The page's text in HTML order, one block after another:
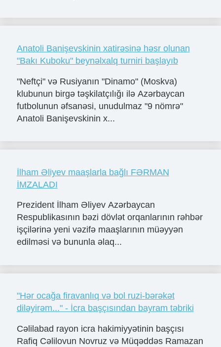
Anatoli Banişevskinin xatirəsinə həsr olunan
"Bakı Kuboku" beynəlxalq turniri başlayıb
"Neftçi" və Rusiyanın "Dinamo" (Moskva)
klubunun birgə təşkilatçılığı ilə Azərbaycan
futbolunun əfsanəsi, unudulmaz "9 nömrə"
Anatoli Banişevskinin x...
İlham Əliyev maaşlarla bağlı FƏRMAN
İMZALADI
Prezident İlham Əliyev Azərbaycan
Respublikasının bəzi dövlət orqanlarının rəhbər
işçilərinə yeni vəzifə maaşlarının müəyyən
edilməsi və bununla əlaq...
"Hər ocağa firavanlıq və bol ruzi-bərəkət
diləyirəm..." - İcra başçısından bayram təbriki
Cəlilabad rayon icra hakimiyyətinin başçısı
Rafiq Cəlilovun Novruz və Müqəddəs Ramazan